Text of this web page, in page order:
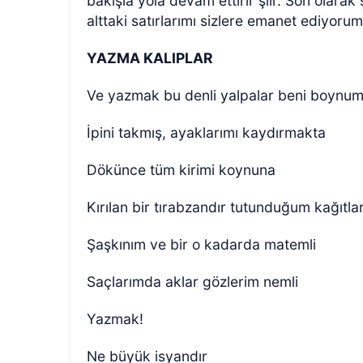
alttaki satırlarımı sizlere emanet
YAZMA KALIPLAR
Ve yazmak bu denli yalpalar beni
İpini takmış, ayaklarımı kaydırmakta
Dökünce tüm kirimi koynuna
Kırılan bir tırabzandır tutunduğum kağıtlar
Şaşkınım ve bir o kadarda matemli
Saçlarımda aklar gözlerim nemli
Yazmak!
Ne büyük isyandır